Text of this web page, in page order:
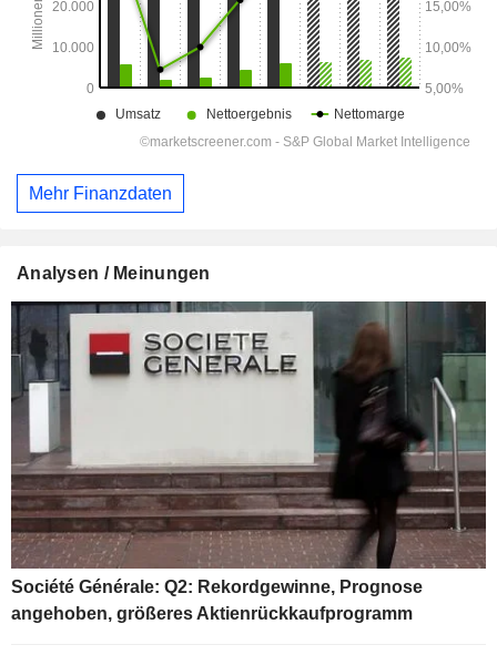
Mehr Finanzdaten
Analysen / Meinungen
Société Générale: Q2: Rekordgewinne, Prognose
angehoben, größeres Aktienrückkaufprogramm